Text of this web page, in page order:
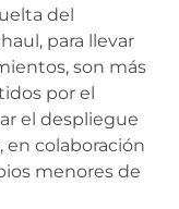
del
para llevar
son más
por el
el despliegue
en colaboración
menores de